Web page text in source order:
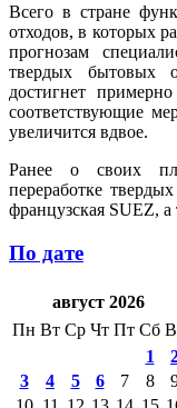
Всего в стране
отходов, в которых
прогнозам
твердых бытовых
достигнет
соответствующие
увеличится вдвое.
Ранее о своих
переработке
французская SUEZ, а
По дате
август 2026
Пн Вт Ср Чт Пт Сб
1
3
4 5 6 7 8